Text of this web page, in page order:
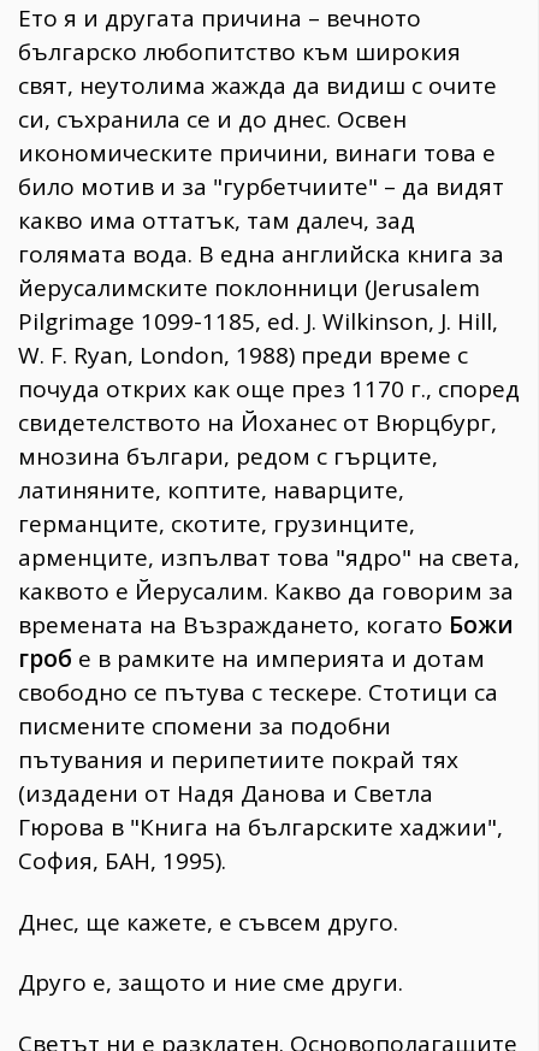
Ето я и другата причина – вечното
българско любопитство към широкия
свят, неутолима жажда да видиш с очите
си, съхранила се и до днес. Освен
икономическите причини, винаги това е
било мотив и за "гурбетчиите" – да видят
какво има оттатък, там далеч, зад
голямата вода. В една английска книга за
йерусалимските поклонници (Jerusalem
Pilgrimage 1099-1185, ed. J. Wilkinson, J. Hill,
W. F. Ryan, London, 1988) преди време с
почуда открих как още през 1170 г., според
свидетелството на Йоханес от Вюрцбург,
мнозина българи, редом с гърците,
латиняните, коптите, наварците,
германците, скотите, грузинците,
арменците, изпълват това "ядро" на света,
каквото е Йерусалим. Какво да говорим за
времената на Възраждането, когато Божи
гроб е в рамките на империята и дотам
свободно се пътува с тескере. Стотици са
писмените спомени за подобни
пътувания и перипетиите покрай тях
(издадени от Надя Данова и Светла
Гюрова в "Книга на българските хаджии",
София, БАН, 1995).
Днес, ще кажете, е съвсем друго.
Друго е, защото и ние сме други.
Светът ни е разклатен. Основополагащите